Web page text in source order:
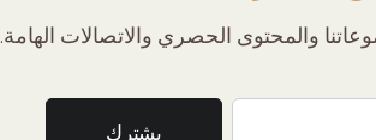
والمحتوى الحصري والاتصالات الهامة.